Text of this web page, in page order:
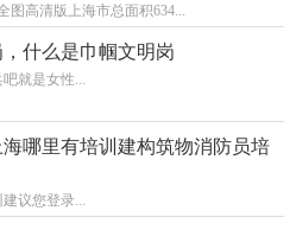
图高清版上海市总面积634...
什么是巾帼文明岗
就是女性...
海哪里有培训建构筑物消防员培
议您登录...